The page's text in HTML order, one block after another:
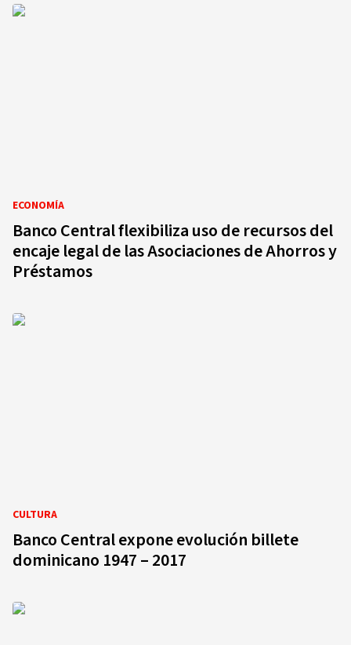
ECONOMÍA
Banco Central flexibiliza uso de recursos del
encaje legal de las Asociaciones de Ahorros y
Préstamos
CULTURA
Banco Central expone evolución billete
dominicano 1947 – 2017